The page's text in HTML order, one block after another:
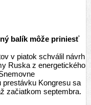
balík môže priniesť
v piatok schválil návrh
Ruska z energetického
prestávku Kongresu sa
začiatkom septembra.